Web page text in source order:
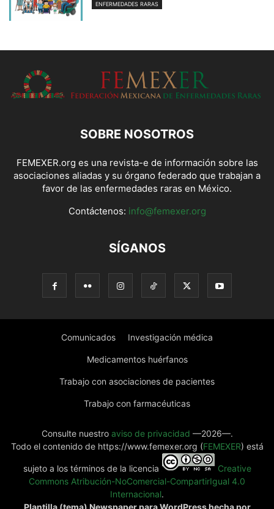
ENFERMEDADES RARAS
SOBRE NOSOTROS
FEMEXER.org es una revista-e de información sobre las
asociaciones aliadas y su órgano federado que trabajan a
favor de las enfermedades raras en México.
Contáctenos: info@femexer.org
SÍGANOS
Comunicados Investigación médica
Medicamentos huérfanos
Trabajo con asociaciones de pacientes
Trabajo con farmacéuticas
Consulte nuestro aviso de privacidad —2026—.
Todo el contenido de https://www.femexer.org (FEMEXER) está
sujeto a los términos de la licencia
Creative
Commons Atribución-NoComercial-CompartirIgual 4.0
Internacional.
Plantilla (tema) Newspaper para WordPress hecha por